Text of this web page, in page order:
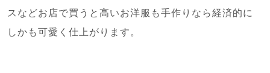
スなどお店で買うと高いお洋服も手作りなら経済的に
しかも可愛く仕上がります。